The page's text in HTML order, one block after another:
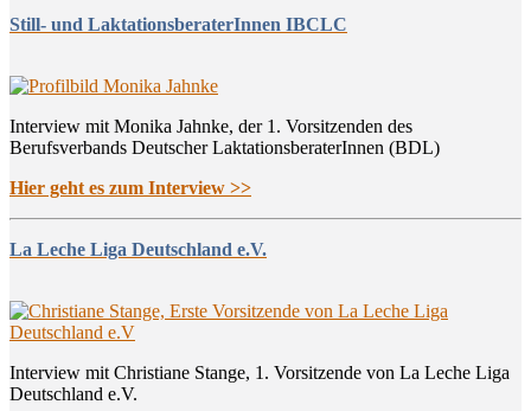
Still- und LaktationsberaterInnen IBCLC
Interview mit Monika Jahnke, der 1. Vorsitzenden des
Berufsverbands Deutscher LaktationsberaterInnen (BDL)
Hier geht es zum Interview >>
La Leche Liga Deutschland e.V.
Interview mit Christiane Stange, 1. Vorsitzende von La Leche Liga
Deutschland e.V.